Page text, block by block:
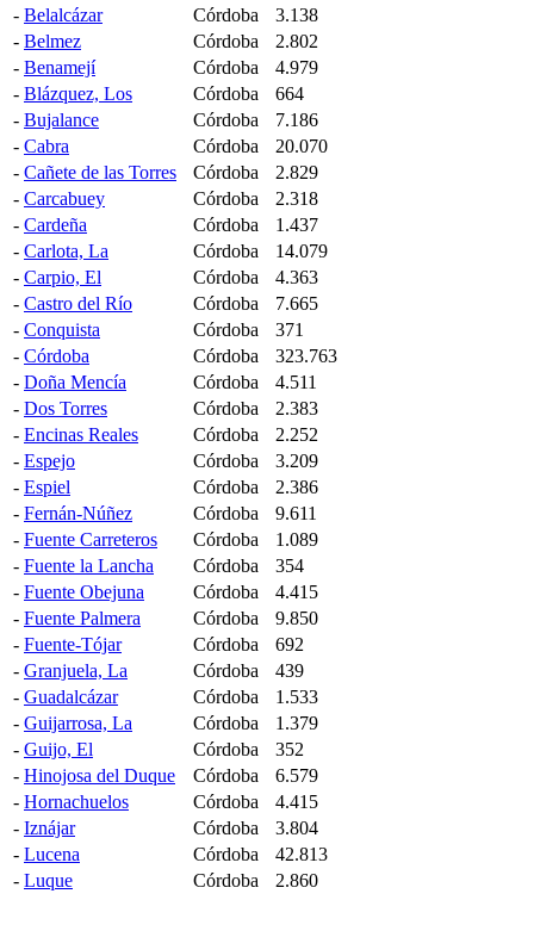
- Belalcázar Córdoba
3.138
- Belmez Córdoba
2.802
- Benamejí Córdoba
4.979
- Blázquez, Los Córdoba
664
- Bujalance Córdoba
7.186
- Cabra Córdoba
20.070
- Cañete de las Torres Córdoba
2.829
- Carcabuey Córdoba
2.318
- Cardeña Córdoba
1.437
- Carlota, La Córdoba
14.079
- Carpio, El Córdoba
4.363
- Castro del Río Córdoba
7.665
- Conquista Córdoba
371
- Córdoba Córdoba
323.763
- Doña Mencía Córdoba
4.511
- Dos Torres Córdoba
2.383
- Encinas Reales Córdoba
2.252
- Espejo Córdoba
3.209
- Espiel Córdoba
2.386
- Fernán-Núñez Córdoba
9.611
- Fuente Carreteros Córdoba
1.089
- Fuente la Lancha Córdoba
354
- Fuente Obejuna Córdoba
4.415
- Fuente Palmera Córdoba
9.850
- Fuente-Tójar Córdoba
692
- Granjuela, La Córdoba
439
- Guadalcázar Córdoba
1.533
- Guijarrosa, La Córdoba
1.379
- Guijo, El Córdoba
352
- Hinojosa del Duque Córdoba
6.579
- Hornachuelos Córdoba
4.415
- Iznájar Córdoba
3.804
- Lucena Córdoba
42.813
- Luque Córdoba 2.860